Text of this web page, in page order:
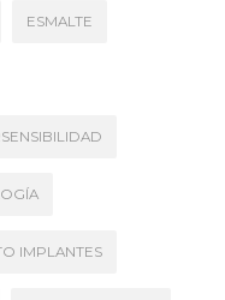
ESMALTE
IMPLANTES